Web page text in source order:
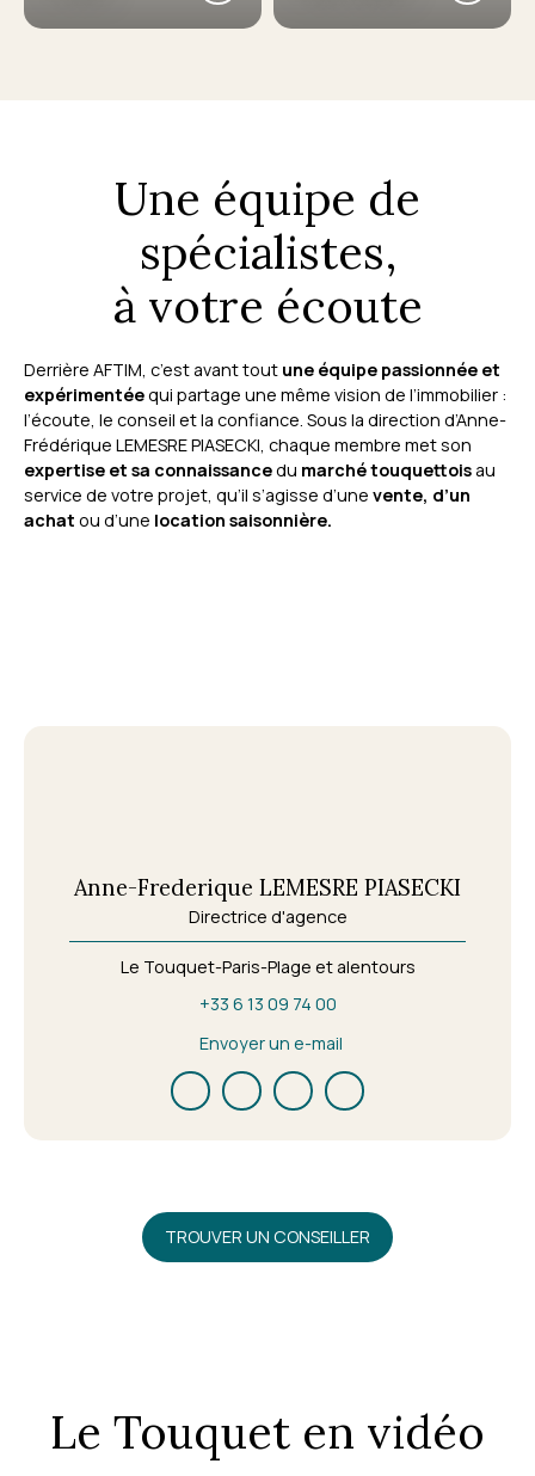
Une équipe de
spécialistes,
à votre écoute
Derrière AFTIM, c’est avant tout une équipe passionnée et
expérimentéequi partage une même vision de l’immobilier :
l’écoute, le conseil et la confiance. Sous la direction d’Anne-
Frédérique LEMESRE PIASECKI, chaque membre met son
expertise et sa connaissancedu marché touquettois au
service de votre projet, qu’il s’agisse d’une vente, d’un
achat ou d’une location saisonnière.
Anne-Frederique LEMESRE PIASECKI
Directrice d'agence
Le Touquet-Paris-Plage et alentours
+33 6 13 09 74 00
Envoyer un e-mail
TROUVER UN CONSEILLER
Le Touquet en vidéo